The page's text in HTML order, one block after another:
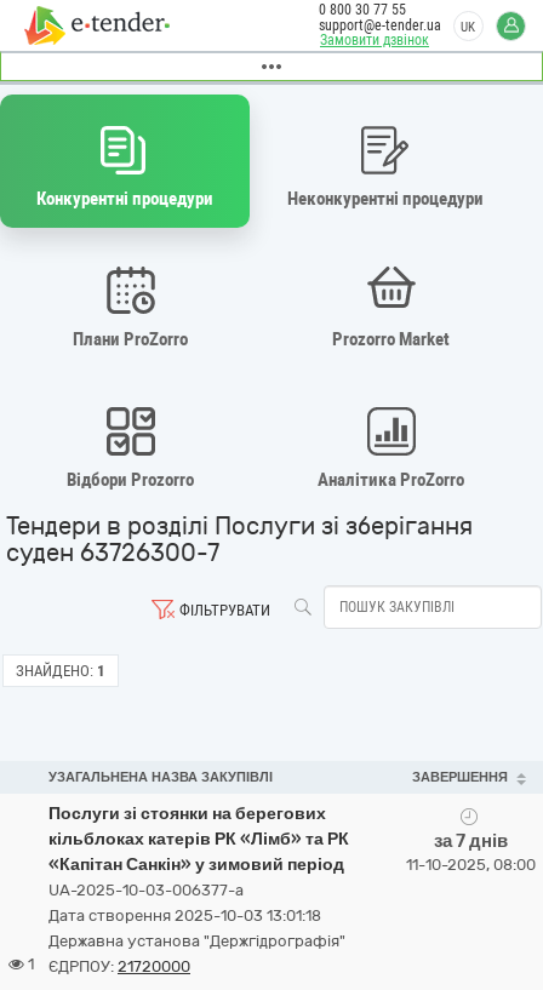
Замовити дзвінок
0 800 30 77 55
support@e-tender.ua
UK
Конкурентні процедури Неконкурентні процедури
Плани ProZorro Prozorro Market
Відбори Prozorro Аналітика ProZorro
Тендери в розділі Послуги зі зберігання
суден 63726300-7
ФІЛЬТРУВАТИ
ЗНАЙДЕНО: 1
УЗАГАЛЬНЕНА НАЗВА ЗАКУПІВЛІ ЗАВЕРШЕННЯ
1
Послуги зі стоянки на берегових
кільблоках катерів РК «Лімб» та РК
«Капітан Санкін» у зимовий період
UA-2025-10-03-006377-a
Дата створення 2025-10-03 13:01:18
Державна установа "Держгідрографія"
ЄДРПОУ: 21720000
за 7 днів
11-10-2025, 08:00